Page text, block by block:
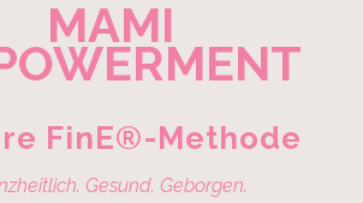
MAMI
FinE®-Methode
Gesund. Geborgen.